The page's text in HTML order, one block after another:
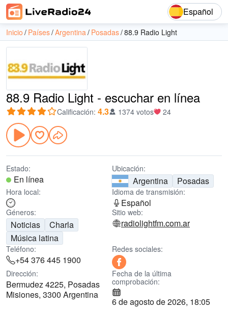
Español
Inicio Países Argentina Posadas 88.9 Radio Light
88.9 Radio Light - escuchar en línea
Calificación: 4.3 1374 votos 24
Estado:
En línea
Ubicación:
Argentina Posadas
Hora local: Idioma de transmisión:
Español
Géneros:
Noticias
Charla
Música latina
Sitio web:
radiolightfm.com.ar
Teléfono:
+54 376 445 1900
Redes sociales:
Dirección:
Bermudez 4225, Posadas
Misiones, 3300 Argentina
Fecha de la última
comprobación:
6 de agosto de 2026, 18:05